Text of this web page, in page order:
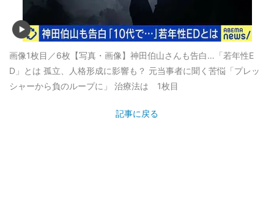
画像1枚目／6枚 【写真・画像】神田伯山さんも告白…「若年性E
D」とは 孤立、人格形成に影響も？ 元当事者に聞く苦悩「プレッ
シャーから負のループに」 治療法は 1枚目
記事に戻る